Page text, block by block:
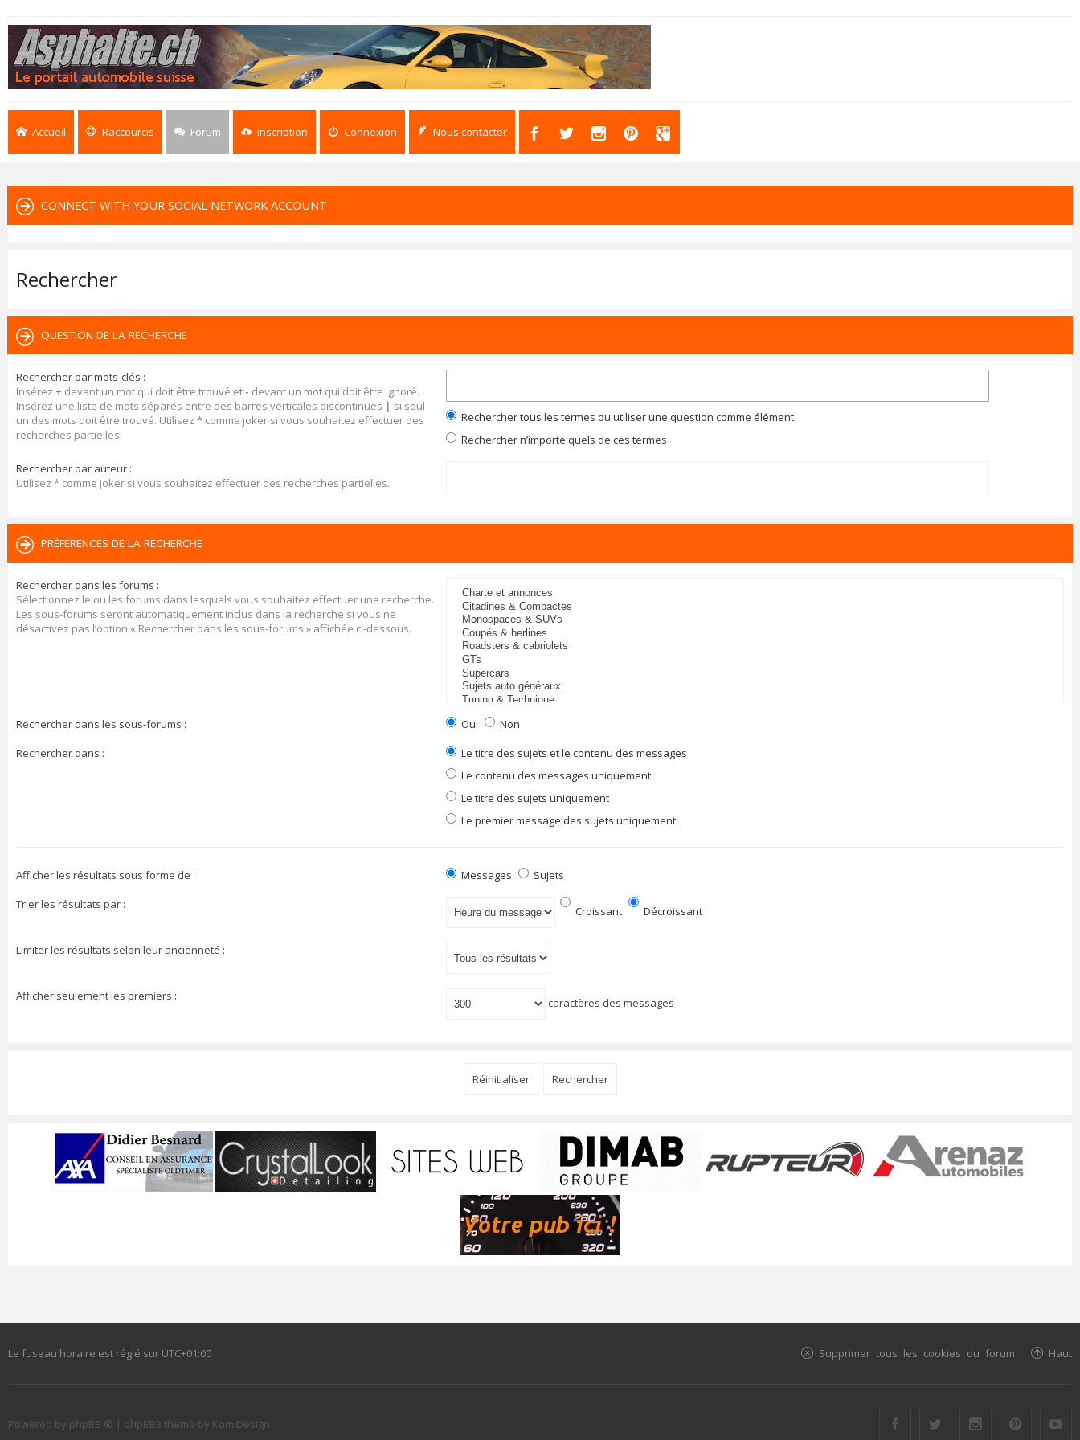
Accueil Raccourcis Forum Inscription Connexion Nous contacter
CONNECT WITH YOUR SOCIAL NETWORK ACCOUNT
Rechercher
QUESTION DE LA RECHERCHE
Rechercher par mots-clés :
Insérez + devant un mot qui doit être trouvé et - devant un mot qui doit être ignoré.
Insérez une liste de mots séparés entre des barres verticales discontinues | si seul
un des mots doit être trouvé. Utilisez * comme joker si vous souhaitez effectuer des
recherches partielles.
Rechercher tous les termes ou utiliser une question comme élément
Rechercher n’importe quels de ces termes
Rechercher par auteur :
Utilisez * comme joker si vous souhaitez effectuer des recherches partielles.
PRÉFÉRENCES DE LA RECHERCHE
Rechercher dans les forums :
Sélectionnez le ou les forums dans lesquels vous souhaitez effectuer une recherche.
Les sous-forums seront automatiquement inclus dans la recherche si vous ne
désactivez pas l’option « Rechercher dans les sous-forums » affichée ci-dessous.
Rechercher dans les sous-forums : Oui
Non
Rechercher dans :
Le titre des sujets et le contenu des messages
Le contenu des messages uniquement
Le titre des sujets uniquement
Le premier message des sujets uniquement
Afficher les résultats sous forme de : Messages
Sujets
Trier les résultats par :
Croissant Décroissant
Limiter les résultats selon leur ancienneté :
Afficher seulement les premiers : caractères des messages
Le fuseau horaire est réglé sur UTC+01:00 Haut
Supprimer tous les cookies du forum
Powered by phpBB ® | phpBB3 theme by KomiDesign